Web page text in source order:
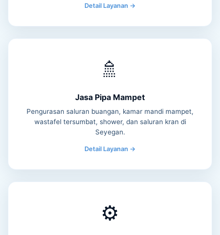
Detail Layanan →
🚿
Jasa Pipa Mampet
Pengurasan saluran buangan, kamar mandi mampet,
wastafel tersumbat, shower, dan saluran kran di
Seyegan.
Detail Layanan →
⚙️